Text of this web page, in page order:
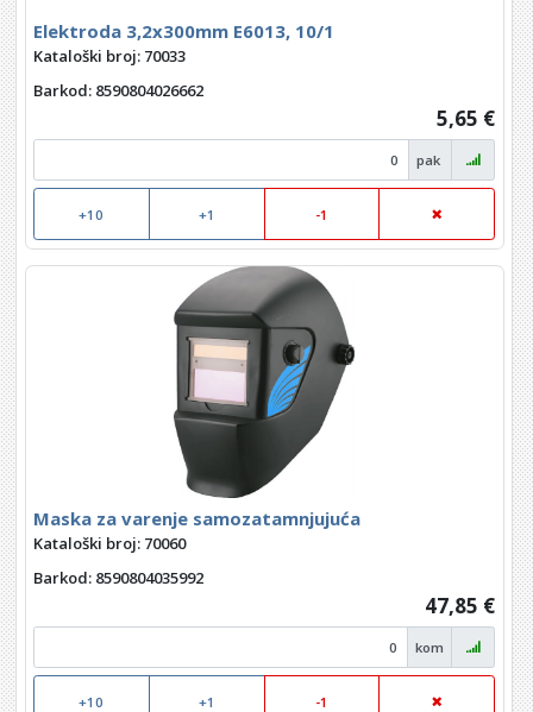
Elektroda 3,2x300mm E6013, 10/1
Kataloški broj: 70033
Barkod: 8590804026662
5,65 €
pak
+10 +1 -1
Maska za varenje samozatamnjujuća
Kataloški broj: 70060
Barkod: 8590804035992
47,85 €
kom
+10 +1 -1